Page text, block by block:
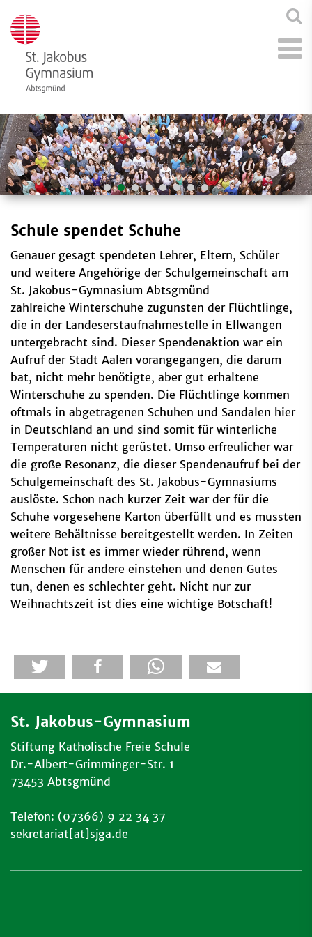
Schule spendet Schuhe
Genauer gesagt spendeten Lehrer, Eltern, Schüler
und weitere Angehörige der Schulgemeinschaft am
St. Jakobus-Gymnasium Abtsgmünd
zahlreiche Winterschuhe zugunsten der Flüchtlinge,
die in der Landeserstaufnahmestelle in Ellwangen
untergebracht sind. Dieser Spendenaktion war ein
Aufruf der Stadt Aalen vorangegangen, die darum
bat, nicht mehr benötigte, aber gut erhaltene
Winterschuhe zu spenden. Die Flüchtlinge kommen
oftmals in abgetragenen Schuhen und Sandalen hier
in Deutschland an und sind somit für winterliche
Temperaturen nicht gerüstet. Umso erfreulicher war
die große Resonanz, die dieser Spendenaufruf bei der
Schulgemeinschaft des St. Jakobus-Gymnasiums
auslöste. Schon nach kurzer Zeit war der für die
Schuhe vorgesehene Karton überfüllt und es mussten
weitere Behältnisse bereitgestellt werden. In Zeiten
großer Not ist es immer wieder rührend, wenn
Menschen für andere einstehen und denen Gutes
tun, denen es schlechter geht. Nicht nur zur
Weihnachtszeit ist dies eine wichtige Botschaft!
St. Jakobus-Gymnasium
Stiftung Katholische Freie Schule
Dr.-Albert-Grimminger-Str. 1
73453 Abtsgmünd
Telefon: (07366) 9 22 34 37
sekretariat[at]sjga.de